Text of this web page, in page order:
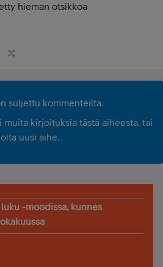
hieman otsikkoa
suljettu kommenteilta.
muita kirjoituksia tästä aiheesta, tai
uusi aihe.
-moodissa, kunnes